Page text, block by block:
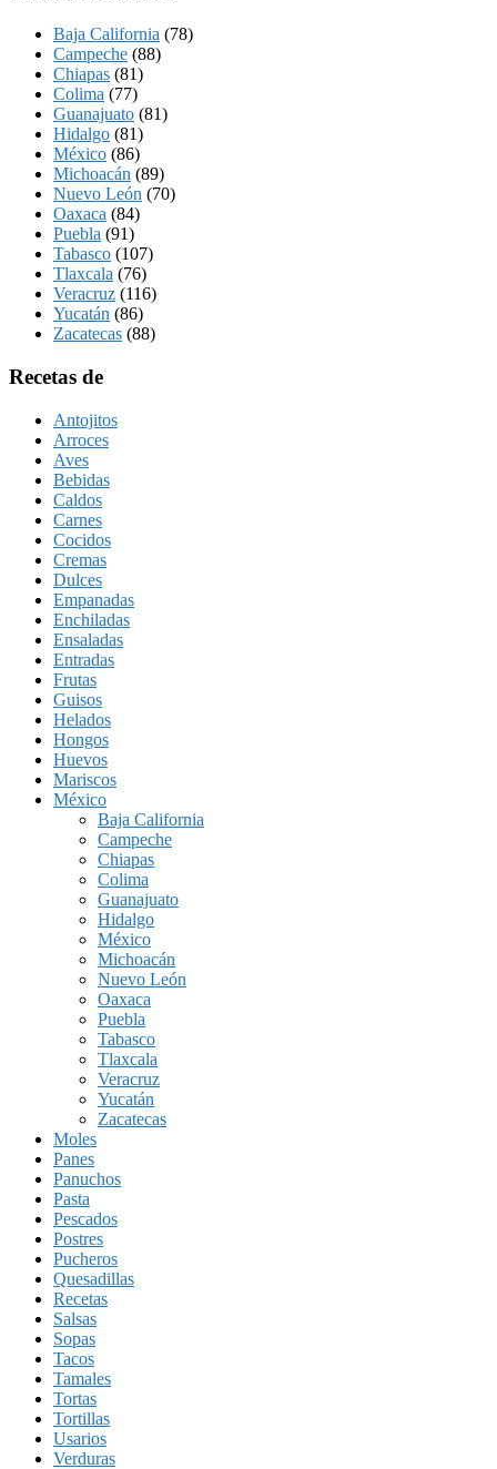
Baja California (78)
Campeche (88)
Chiapas (81)
Colima (77)
Guanajuato (81)
Hidalgo (81)
México (86)
Michoacán (89)
Nuevo León (70)
Oaxaca (84)
Puebla (91)
Tabasco (107)
Tlaxcala (76)
Veracruz (116)
Yucatán (86)
Zacatecas (88)
Recetas de
Antojitos
Arroces
Aves
Bebidas
Caldos
Carnes
Cocidos
Cremas
Dulces
Empanadas
Enchiladas
Ensaladas
Entradas
Frutas
Guisos
Helados
Hongos
Huevos
Mariscos
México
Baja California
Campeche
Chiapas
Colima
Guanajuato
Hidalgo
México
Michoacán
Nuevo León
Oaxaca
Puebla
Tabasco
Tlaxcala
Veracruz
Yucatán
Zacatecas
Moles
Panes
Panuchos
Pasta
Pescados
Postres
Pucheros
Quesadillas
Recetas
Salsas
Sopas
Tacos
Tamales
Tortas
Tortillas
Usarios
Verduras